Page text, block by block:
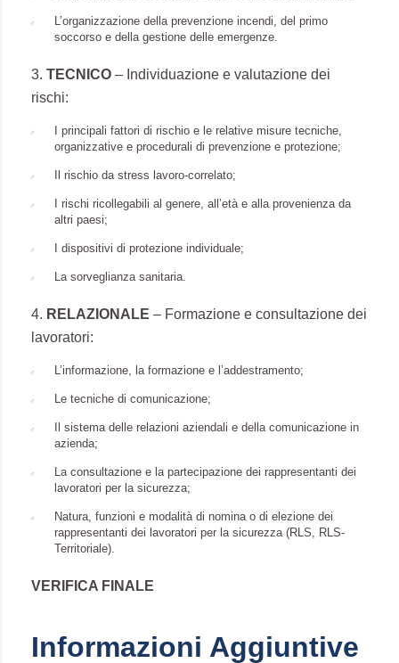
L’organizzazione della prevenzione incendi, del primo
soccorso e della gestione delle emergenze.
3. TECNICO – Individuazione e valutazione dei
rischi:
I principali fattori di rischio e le relative misure tecniche,
organizzative e procedurali di prevenzione e protezione;
Il rischio da stress lavoro-correlato;
I rischi ricollegabili al genere, all’età e alla provenienza da
altri paesi;
I dispositivi di protezione individuale;
La sorveglianza sanitaria.
4. RELAZIONALE – Formazione e consultazione dei
lavoratori:
L’informazione, la formazione e l’addestramento;
Le tecniche di comunicazione;
Il sistema delle relazioni aziendali e della comunicazione in
azienda;
La consultazione e la partecipazione dei rappresentanti dei
lavoratori per la sicurezza;
Natura, funzioni e modalità di nomina o di elezione dei
rappresentanti dei lavoratori per la sicurezza (RLS, RLS-
Territoriale).
VERIFICA FINALE
Informazioni Aggiuntive